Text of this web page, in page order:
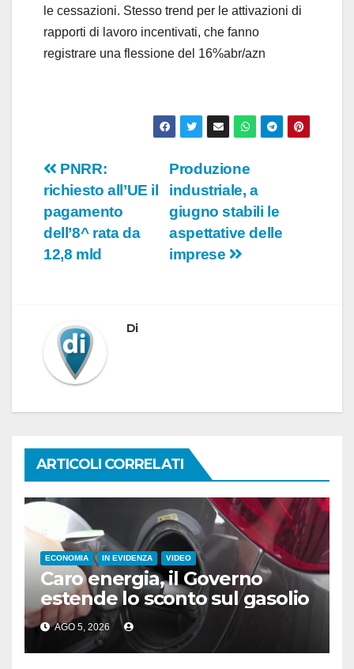
le cessazioni. Stesso trend per le attivazioni di
rapporti di lavoro incentivati, che fanno
registrare una flessione del 16%abr/azn
Navigazione
articoli
Produzione
industriale, a
giugno stabili le
aspettative delle
imprese
PNRR:
richiesto all’UE il
pagamento
dell’8^ rata da
12,8 mld
Di
ARTICOLI CORRELATI
ECONOMIA IN EVIDENZA VIDEO
Caro energia, il Governo
estende lo sconto sul gasolio
AGO 5, 2026